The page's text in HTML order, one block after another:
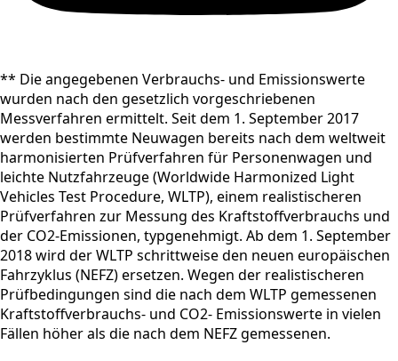
** Die angegebenen Verbrauchs- und Emissionswerte
wurden nach den gesetzlich vorgeschriebenen
Messverfahren ermittelt. Seit dem 1. September 2017
werden bestimmte Neuwagen bereits nach dem weltweit
harmonisierten Prüfverfahren für Personenwagen und
leichte Nutzfahrzeuge (Worldwide Harmonized Light
Vehicles Test Procedure, WLTP), einem realistischeren
Prüfverfahren zur Messung des Kraftstoffverbrauchs und
der CO2-Emissionen, typgenehmigt. Ab dem 1. September
2018 wird der WLTP schrittweise den neuen europäischen
Fahrzyklus (NEFZ) ersetzen. Wegen der realistischeren
Prüfbedingungen sind die nach dem WLTP gemessenen
Kraftstoffverbrauchs- und CO2- Emissionswerte in vielen
Fällen höher als die nach dem NEFZ gemessenen.